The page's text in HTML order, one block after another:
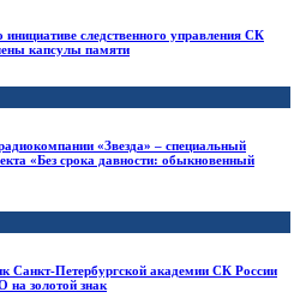
следственного управления СК
капсулы памяти
«Звезда» – специальный
«Без срока давности: обыкновенный
Санкт-Петербургской академии СК России
золотой знак